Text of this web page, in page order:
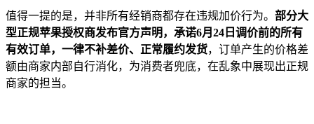
值得一提的是，并非所有经销商都存在违规加价行为。 部分大
型正规苹果授权商发布官方声明，承诺6月24日调价前的所有
有效订单，一律不补差价、正常履约发货，订单产生的价格差
额由商家内部自行消化，为消费者兜底，在乱象中展现出正规
商家的担当。